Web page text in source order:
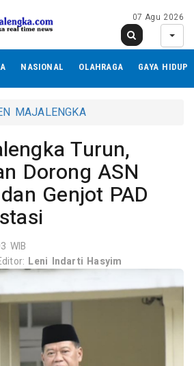
07 Agu 2026
NASIONAL OLAHRAGA GAYA HIDUP
MAJALENGKA
Turun,
Dorong ASN
Genjot PAD
WIB
Leni Indarti Hasyim